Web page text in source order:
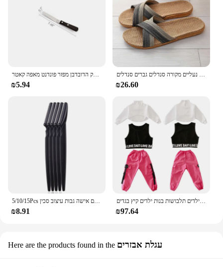
users, from homeowners to professionals. Whether
you're looking to enhance your personal security or
expand your security services offerings, the
OUTDOOOR ALRM MOTION DETECTOR is a
smart investment that delivers peace of mind and
חמאת עוגת קרם כריך מרית חלק הדובדבן מפזר פונדנט מאפה קאטר
₪5.94
בגדי קיץ גברים נעלי פשתן שקופיות מזדמנים שקופיות רב בסגנון לא להחליק הביתה כפכפים נעליים מקורה סנדלים גברים סנדלים pantoufle homme
₪26.60
₪8.91
בנות בוטיק תלבושות 4 6 8 10 123 14 16 18 שנים היפ הופ נים חולצות ילדים תלבושות בנות ילדים קיץ בגדים
₪97.64
Here are the products found in the עגלת אבזרים